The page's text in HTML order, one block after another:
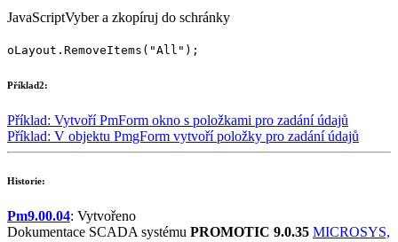
JavaScriptVyber a zkopíruj do schránky
oLayout . RemoveItems ( "All" );
Příklad2:
Příklad: VytvoříPmForm okno s položkami pro zadání údajů
Příklad: V objektu PmgForm vytvoří položky pro zadání údajů
Historie:
Pm9.00.04: Vytvořeno
Dokumentace SCADA systému PROMOTIC 9.0.35 MICROSYS,